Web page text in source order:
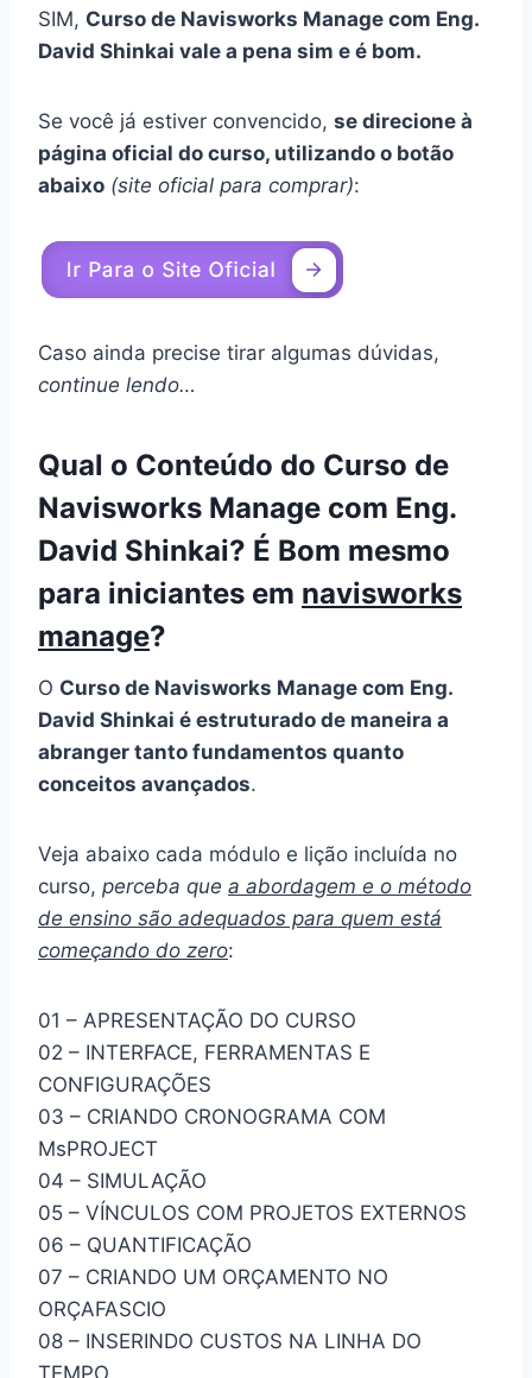
SIM, Curso de Navisworks Manage com Eng.
David Shinkai vale a pena sim e é bom.
Se você já estiver convencido, se direcione à
página oficial do curso, utilizando o botão
abaixo (site oficial para comprar):
Caso ainda precise tirar algumas dúvidas,
continue lendo…
Qual o Conteúdo do Curso de
Navisworks Manage com Eng.
David Shinkai? É Bom mesmo
para iniciantes em navisworks
manage?
O Curso de Navisworks Manage com Eng.
David Shinkai é estruturado de maneira a
abranger tanto fundamentos quanto
conceitos avançados.
Veja abaixo cada módulo e lição incluída no
curso, perceba que a abordagem e o método
de ensino são adequados para quem está
começando do zero:
01 – APRESENTAÇÃO DO CURSO
02 – INTERFACE, FERRAMENTAS E
CONFIGURAÇÕES
03 – CRIANDO CRONOGRAMA COM
MsPROJECT
04 – SIMULAÇÃO
05 – VÍNCULOS COM PROJETOS EXTERNOS
06 – QUANTIFICAÇÃO
07 – CRIANDO UM ORÇAMENTO NO
ORÇAFASCIO
08 – INSERINDO CUSTOS NA LINHA DO
TEMPO